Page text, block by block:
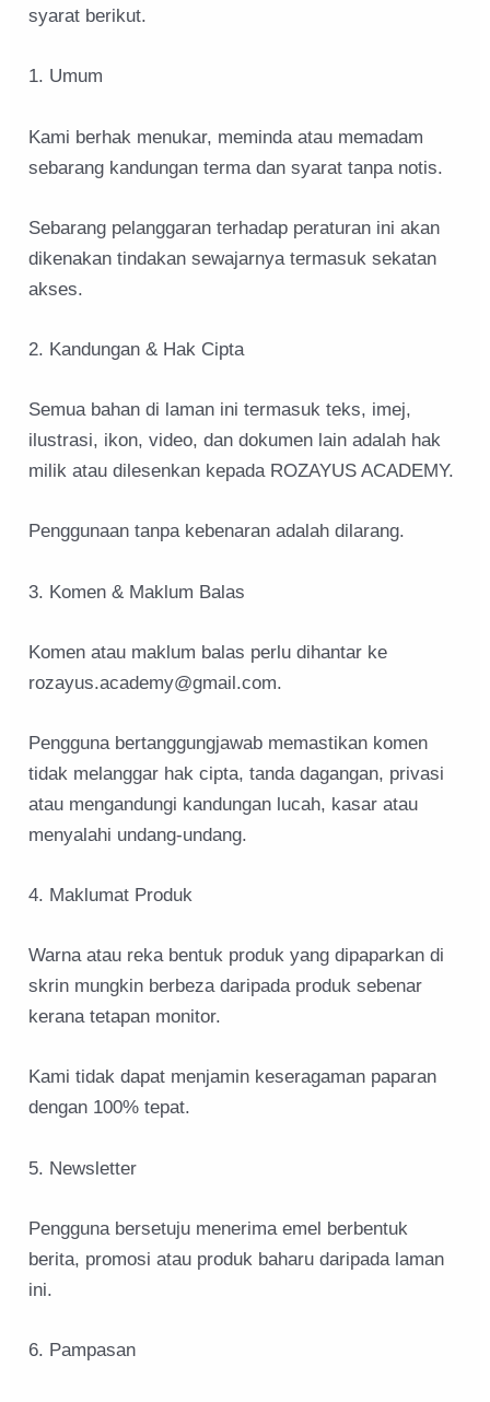
syarat berikut.
1. Umum
Kami berhak menukar, meminda atau memadam
sebarang kandungan terma dan syarat tanpa notis.
Sebarang pelanggaran terhadap peraturan ini akan
dikenakan tindakan sewajarnya termasuk sekatan
akses.
2. Kandungan & Hak Cipta
Semua bahan di laman ini termasuk teks, imej,
ilustrasi, ikon, video, dan dokumen lain adalah hak
milik atau dilesenkan kepada ROZAYUS ACADEMY.
Penggunaan tanpa kebenaran adalah dilarang.
3. Komen & Maklum Balas
Komen atau maklum balas perlu dihantar ke
rozayus.academy@gmail.com.
Pengguna bertanggungjawab memastikan komen
tidak melanggar hak cipta, tanda dagangan, privasi
atau mengandungi kandungan lucah, kasar atau
menyalahi undang-undang.
4. Maklumat Produk
Warna atau reka bentuk produk yang dipaparkan di
skrin mungkin berbeza daripada produk sebenar
kerana tetapan monitor.
Kami tidak dapat menjamin keseragaman paparan
dengan 100% tepat.
5. Newsletter
Pengguna bersetuju menerima emel berbentuk
berita, promosi atau produk baharu daripada laman
ini.
6. Pampasan